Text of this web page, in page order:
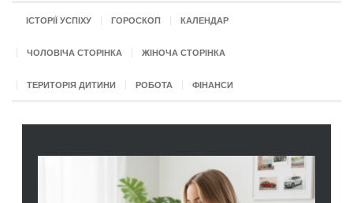
ІСТОРІЇ УСПІХУ ГОРОСКОП КАЛЕНДАР
ЧОЛОВІЧА СТОРІНКА ЖІНОЧА СТОРІНКА
ТЕРИТОРІЯ ДИТИНИ РОБОТА ФІНАНСИ